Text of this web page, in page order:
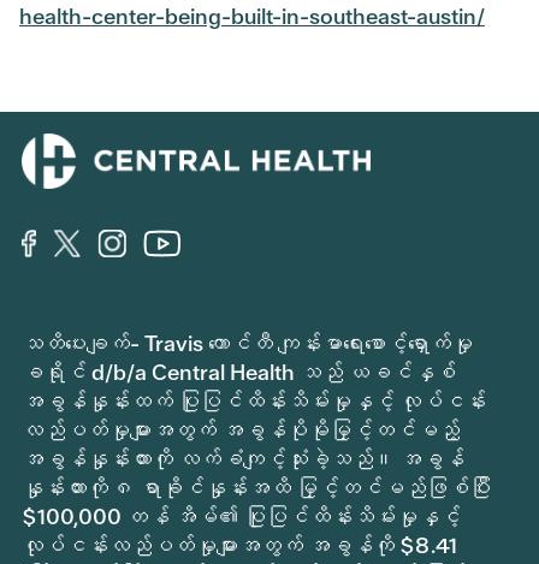
health-center-being-built-in-southeast-austin/
သတိပေးချက်- Travis ကောင်တီ ကျန်းမာရေးစောင့်ရှောက်မှု
ခရိုင် d/b/a Central Health သည် ယခင်နှစ်
အခွန်နှုန်းထက် ပြုပြင်ထိန်းသိမ်းမှုနှင့် လုပ်ငန်း
လည်ပတ်မှုများအတွက် အခွန်ပိုမိုမြှင့်တင်မည့်
အခွန်နှုန်းထားကို လက်ခံကျင့်သုံးခဲ့သည်။ အခွန်
နှုန်းထားကို ၈ ရာခိုင်နှုန်းအထိ မြှင့်တင်မည်ဖြစ်ပြီး
$100,000 တန် အိမ်၏ ပြုပြင်ထိန်းသိမ်းမှုနှင့်
လုပ်ငန်းလည်ပတ်မှုများအတွက် အခွန်ကို $8.41